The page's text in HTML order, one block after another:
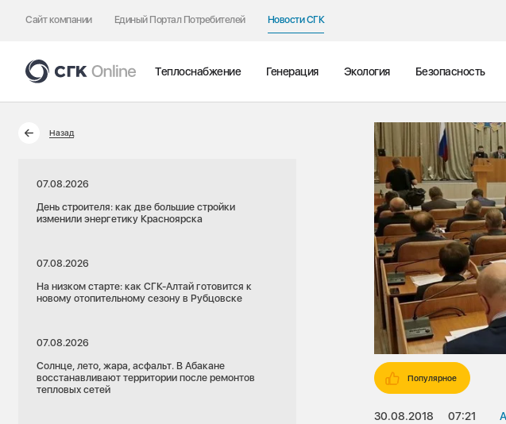
Сайт компании Единый Портал Потребителей Новости СГК
Теплоснабжение Генерация Экология Безопасность
Назад
07.08.2026
День строителя: как две большие стройки
изменили энергетику Красноярска
07.08.2026
На низком старте: как СГК-Алтай готовится к
новому отопительному сезону в Рубцовске
07.08.2026
Солнце, лето, жара, асфальт. В Абакане
восстанавливают территории после ремонтов
тепловых сетей
Популярное
30.08.2018 07:21